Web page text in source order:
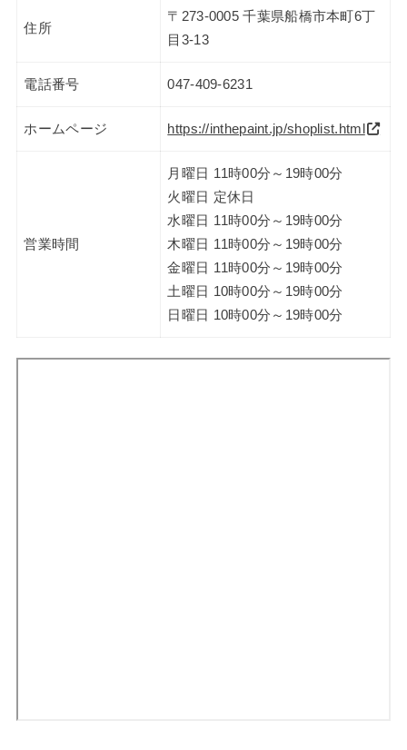
住所
〒273-0005 千葉県船橋市本町6丁
目3-13
電話番号 047-409-6231
ホームページ https://inthepaint.jp/shoplist.html
営業時間
月曜日 11時00分～19時00分
火曜日 定休日
水曜日 11時00分～19時00分
木曜日 11時00分～19時00分
金曜日 11時00分～19時00分
土曜日 10時00分～19時00分
日曜日 10時00分～19時00分